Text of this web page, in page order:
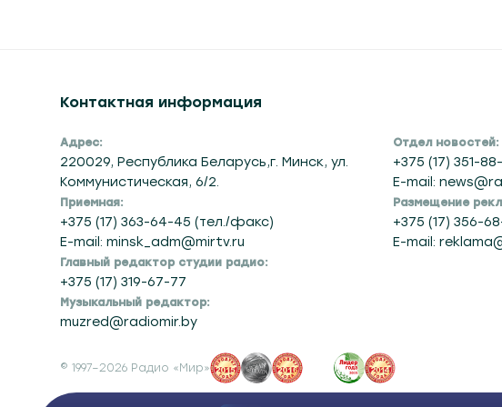
Контактная информация
Адрес:
220029, Республика Беларусь,г. Минск, ул.
Коммунистическая, 6/2.
Приемная:
+375 (17) 363-64-45 (тел./факс)
E-mail: minsk_adm@mirtv.ru
Главный редактор студии радио:
+375 (17) 319-67-77
Музыкальный редактор:
muzred@radiomir.by
Отдел новостей:
+375 (17) 351-88-
E-mail:
Размещение
+375 (17) 356-
E-mail:
© 1997–2026 Радио «Мир»